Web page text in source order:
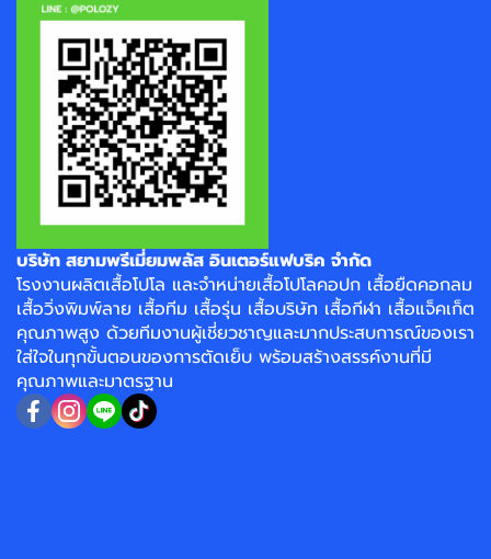
บริษัท สยามพรีเมี่ยมพลัส อินเตอร์แฟบริค จำกัด
โรงงานผลิตเสื้อโปโล และจำหน่ายเสื้อโปโลคอปก เสื้อยืดคอกลม
เสื้อวิ่งพิมพ์ลาย เสื้อทีม เสื้อรุ่น เสื้อบริษัท เสื้อกีฬา เสื้อแจ็คเก็ต
คุณภาพสูง ด้วยทีมงานผู้เชี่ยวชาญและมากประสบการณ์ของเรา
ใส่ใจในทุกขั้นตอนของการตัดเย็บ พร้อมสร้างสรรค์งานที่มี
คุณภาพและมาตรฐาน